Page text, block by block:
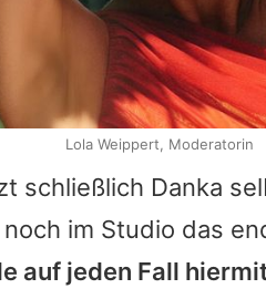
schließlich Danka
im Studio das
auf jeden Fall
Lola Weippert, Moderatorin